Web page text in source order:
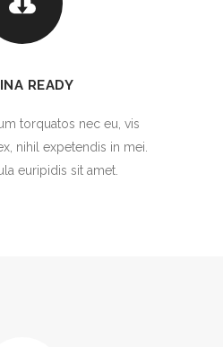
READY
torquatos nec eu, vis
nihil expetendis in mei.
euripidis sit amet.